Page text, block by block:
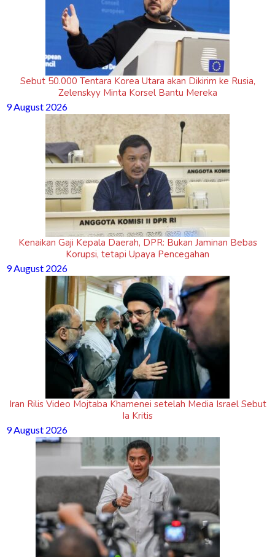
Sebut 50.000 Tentara Korea Utara akan Dikirim ke Rusia,
Zelenskyy Minta Korsel Bantu Mereka
9 August 2026
Kenaikan Gaji Kepala Daerah, DPR: Bukan Jaminan Bebas
Korupsi, tetapi Upaya Pencegahan
9 August 2026
Iran Rilis Video Mojtaba Khamenei setelah Media Israel Sebut
Ia Kritis
9 August 2026